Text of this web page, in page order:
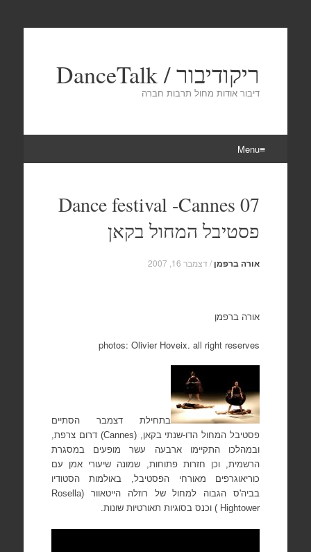
ריקודיבור / DanceTalk
דיבור אודות מחול תרבות חברה
Menu
content
Dance festival -Cannes 07
פסטיבל המחול בקאן
אורה ברפמן /דצמבר 16, 2007
אורה ברפמן
photos: Olivier Hoveix. all right reserves
בתחילת דצמבר הסתיים
פסטיבל המחול הדו-שנתי בקאן,(Cannes) דרום צרפת,
ובמהלכו התקיימו ארבעה עשר מופעים במסגרת
הרשמית, וכן חזרות פתוחות, שמונה שיעורי אמן עם
כוריאוגרפים מאורחי הפסטיבל, באולמות הסטודיו
בביה'ס הגבוה למחול של רוזלה הייטאוור (Rosella
Hightower ) וכנס בסוגיות תאורטיות שונות.